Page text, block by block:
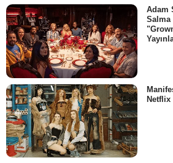
Adam
Salma
Netflix